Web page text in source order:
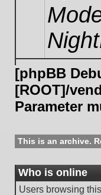
[phpBB
[ROOT]/
Parameter
This is an archive.
Who is online
Users browsing